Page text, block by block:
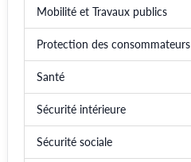
Mobilité et Travaux publics
Protection des consommateurs
Santé
Sécurité intérieure
Sécurité sociale